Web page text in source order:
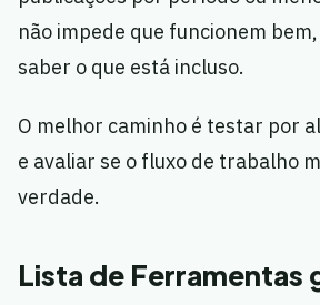
não impede que funcionem
saber o que está incluso.
O melhor caminho é testar por
e avaliar se o fluxo de trabalho
verdade.
Lista de Ferramentas